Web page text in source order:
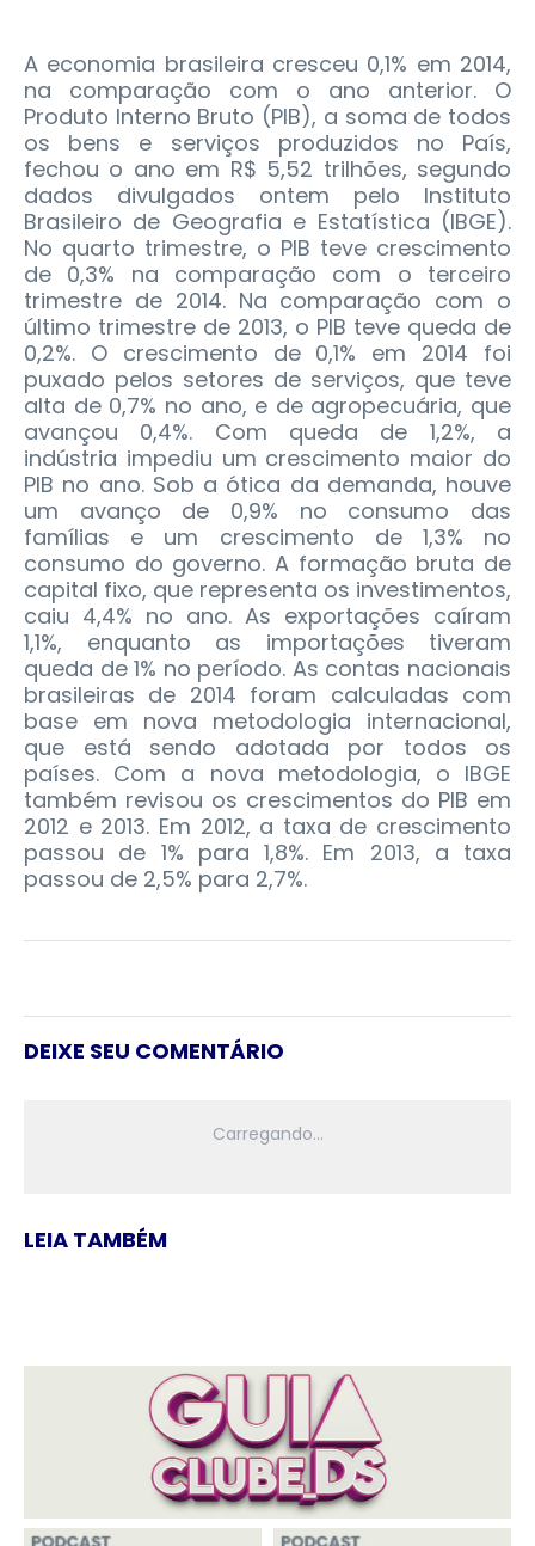
A economia brasileira cresceu 0,1% em 2014,
na comparação com o ano anterior. O
Produto Interno Bruto (PIB), a soma de todos
os bens e serviços produzidos no País,
fechou o ano em R$ 5,52 trilhões, segundo
dados divulgados ontem pelo Instituto
Brasileiro de Geografia e Estatística (IBGE).
No quarto trimestre, o PIB teve crescimento
de 0,3% na comparação com o terceiro
trimestre de 2014. Na comparação com o
último trimestre de 2013, o PIB teve queda de
0,2%. O crescimento de 0,1% em 2014 foi
puxado pelos setores de serviços, que teve
alta de 0,7% no ano, e de agropecuária, que
avançou 0,4%. Com queda de 1,2%, a
indústria impediu um crescimento maior do
PIB no ano. Sob a ótica da demanda, houve
um avanço de 0,9% no consumo das
famílias e um crescimento de 1,3% no
consumo do governo. A formação bruta de
capital fixo, que representa os investimentos,
caiu 4,4% no ano. As exportações caíram
1,1%, enquanto as importações tiveram
queda de 1% no período. As contas nacionais
brasileiras de 2014 foram calculadas com
base em nova metodologia internacional,
que está sendo adotada por todos os
países. Com a nova metodologia, o IBGE
também revisou os crescimentos do PIB em
2012 e 2013. Em 2012, a taxa de crescimento
passou de 1% para 1,8%. Em 2013, a taxa
passou de 2,5% para 2,7%.
DEIXE SEU COMENTÁRIO
LEIA TAMBÉM